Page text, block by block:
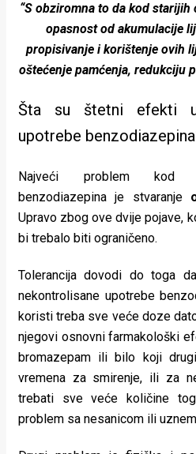
“S obziromna to da kod
opasnost od akumulacije
propisivanje i korištenje ovih
oštećenje pamćenja, redukciju
Šta su štetni efekti
upotrebe
Najveći problem kod
benzodiazepina je stvaranje
Upravo zbog ove dvije pojave,
bi trebalo biti ograničeno.
Tolerancija dovodi do toga
nekontrolisane upotrebe
koristi treba sve veće doze
njegovi osnovni farmakološki
bromazepam ili bilo koji
vremena za smirenje, ili za
trebati sve veće količine
problem sa nesanicom ili